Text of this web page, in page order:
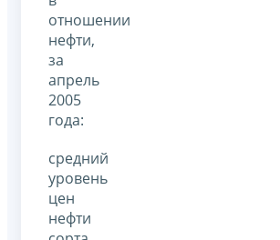
отношении
нефти,
за
апрель
2005
года:
средний
уровень
цен
нефти